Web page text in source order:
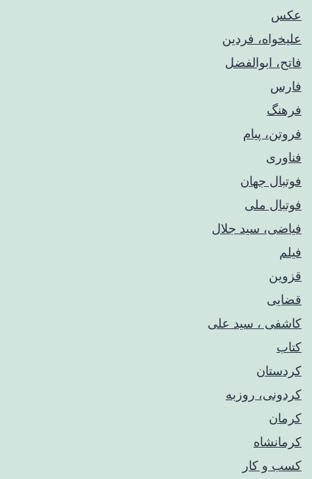
عکس
علیخواه، فردین
فاتح، ابوالفضل
فارس
فرهنگ
فروتن، پیام
فناوری
فوتبال جهان
فوتبال ملی
فیاضی، سید جلال
فیلم
قزوین
قضایی
کاشفی ، سید علی
کتاب
کردستان
کردونی، روزبه
کرمان
کرمانشاه
کسب و کار